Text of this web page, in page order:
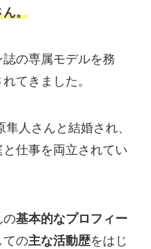
ん。
の専属モデルを務
てきました。
人さんと結婚され、
仕事を両立されてい
の基本的なプロフィー
ての主な活動歴をはじ